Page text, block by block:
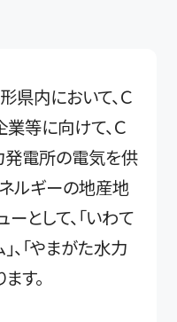
県内において、Ｃ
等に向けて、Ｃ
発電所の電気を供
ルギーの地産地
として、「いわて
、「やまがた水力
す。